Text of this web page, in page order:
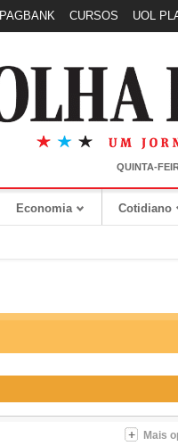
PAGBANK CURSOS UOL
QUINTA-
Economia Cotidiano
Mais